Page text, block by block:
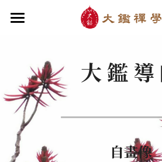
關於大鑑
成立緣起與宗旨
關於大鑑禪堂
道場內景
大鑑導師
禪行者簡介
自畫像
最新消息/課程
芳嚴無涯/消息・活動
教法/文章/思潮
大 鑑 導
自畫像
部落格分類
最新消息
最新文章
最新書籍
華嚴智海—《六祖壇經》